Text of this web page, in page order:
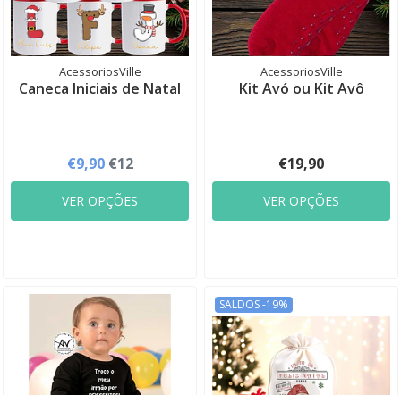
AcessoriosVille
Caneca Iniciais de Natal
€9,90€12
VER OPÇÕES
AcessoriosVille
Kit Avó ou Kit Avô
€19,90
VER OPÇÕES
SALDOS -19%